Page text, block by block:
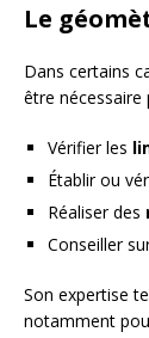
Le
Dans certains
être nécessaire
Vérifier les
Établir ou
Réaliser des
Conseiller
Son expertise
notamment